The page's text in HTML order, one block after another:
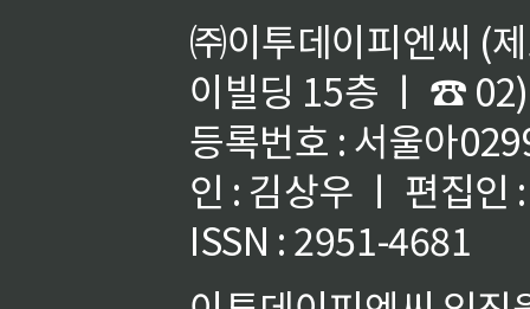
㈜이투데이피엔씨 (
이빌딩 15층 ㅣ ☎
등록번호 : 서울아
인 : 김상우 ㅣ 편집인
ISSN : 2951-4681